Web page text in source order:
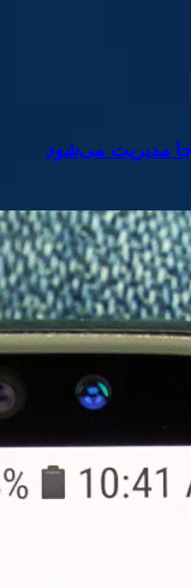
مدیریت می‌شود